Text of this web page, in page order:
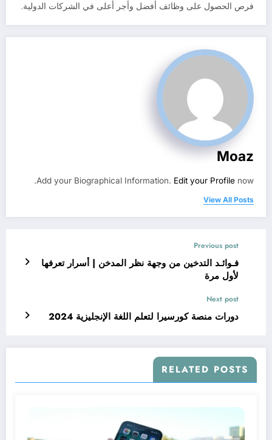
فرص الحصول على وظائف أفضل وأجر أعلى في الشركات الدولية.
Moaz
Add your Biographical Information. Edit your Profile now.
View All Posts
Previous post
فـوائـد التدخين من وجهة نظر المدخن | أسرار تعرفها
لأول مرة
Next post
دورات منصة كورسيرا لتعلم اللغة الإنجليزية 2024
RELATED POSTS